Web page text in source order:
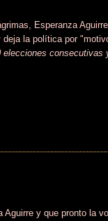
Esperanza
la política por
consecutivas
Aguirre y que pronto la